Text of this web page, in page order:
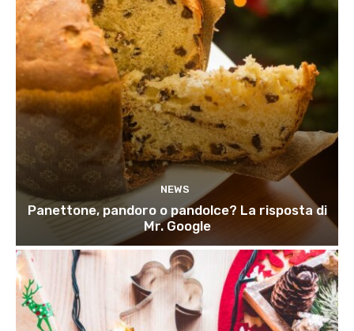
NEWS
Panettone, pandoro o pandolce? La risposta di
Mr. Google